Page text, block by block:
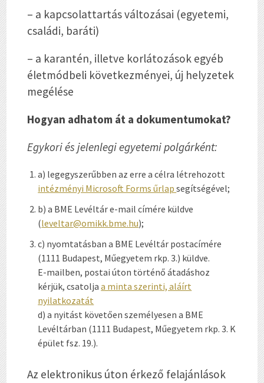
– a kapcsolattartás változásai (egyetemi,
családi, baráti)
– a karantén, illetve korlátozások egyéb
életmódbeli következményei, új helyzetek
megélése
Hogyan adhatom át a dokumentumokat?
Egykori és jelenlegi egyetemi polgárként:
a) legegyszerűbben az erre a célra létrehozott
intézményi Microsoft Forms űrlapsegítségével;
b) a BME Levéltár e-mail címére küldve
(leveltar@omikk.bme.hu);
c) nyomtatásban a BME Levéltár postacímére
(1111 Budapest, Műegyetem rkp. 3.) küldve.
E-mailben, postai úton történő átadáshoz
kérjük, csatoljaa minta szerinti, aláírt
nyilatkozatát
d) a nyitást követően személyesen a BME
Levéltárban (1111 Budapest, Műegyetem rkp. 3. K
épület fsz. 19.).
Az elektronikus úton érkező felajánlások